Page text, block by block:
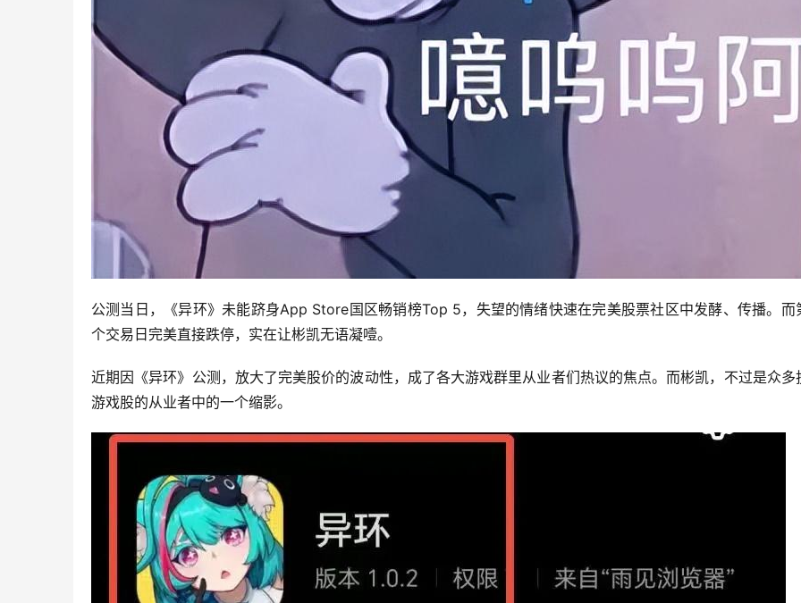
公测当日，《异环》未能跻身App Store国区畅销榜Top 5，失望的情绪快速在完美股票社区中发酵、传播。而
个交易日完美直接跌停，实在让彬凯无语凝噎。
近期因《异环》公测，放大了完美股价的波动性，成了各大游戏群里从业者们热议的焦点。而彬凯，不过是众多
游戏股的从业者中的一个缩影。